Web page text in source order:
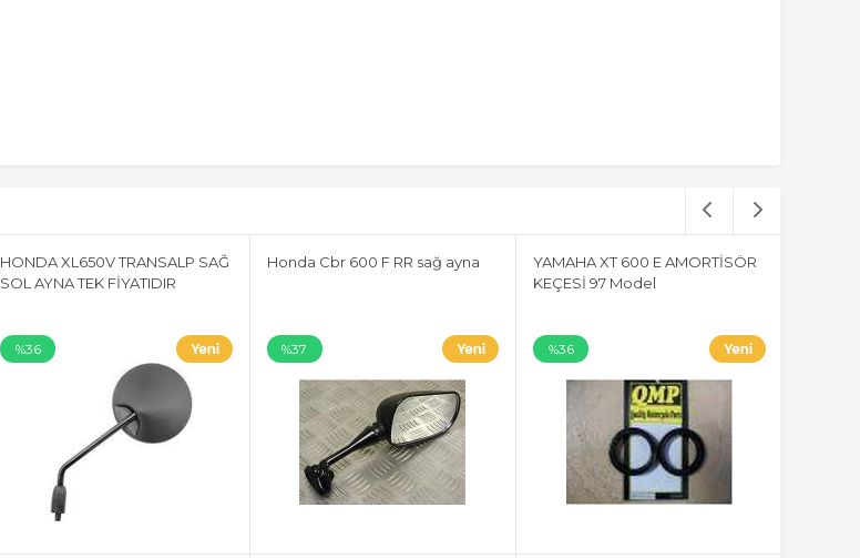
HONDA XL650V TRANSALP SAĞ
SOL AYNA TEK FİYATIDIR
%36
Honda Cbr 600 F RR sağ ayna
%37
YAMAHA XT 600 E AMORTİSÖR
KEÇESİ 97 Model
%36